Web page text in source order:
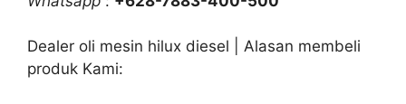
Dealer oli mesin hilux diesel | Alasan membeli
produk Kami: